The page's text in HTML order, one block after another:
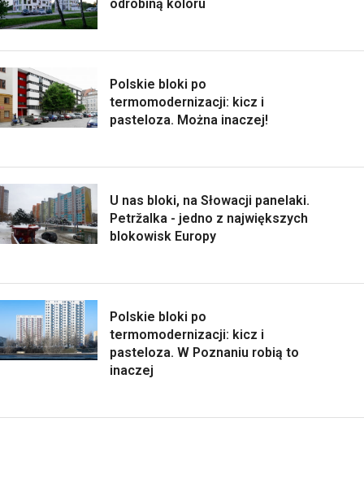
odrobiną koloru
Polskie bloki po
termomodernizacji: kicz i
pasteloza. Można inaczej!
U nas bloki, na Słowacji panelaki.
Petržalka - jedno z największych
blokowisk Europy
Polskie bloki po
termomodernizacji: kicz i
pasteloza. W Poznaniu robią to
inaczej